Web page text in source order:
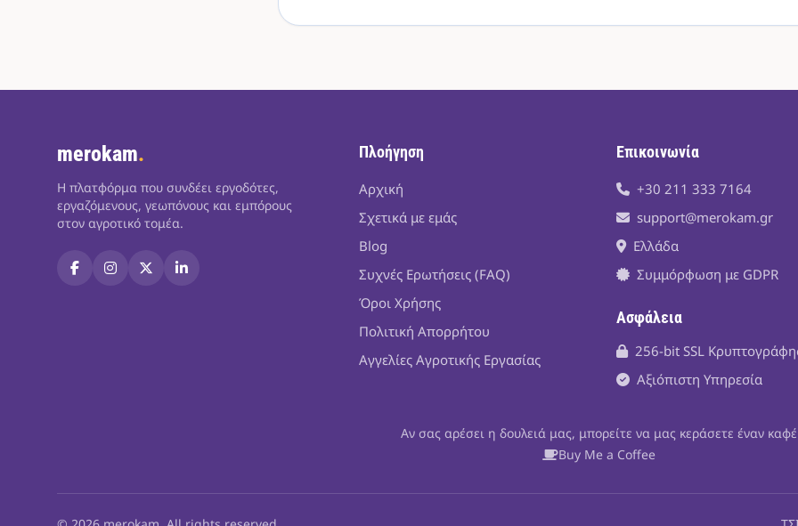
merokam.
Η πλατφόρμα που συνδέει εργοδότες,
εργαζόμενους, γεωπόνους και εμπόρους
στον αγροτικό τομέα.
Πλοήγηση
Αρχική
Σχετικά με εμάς
Blog
Συχνές Ερωτήσεις (FAQ)
Όροι Χρήσης
Πολιτική Απορρήτου
Αγγελίες Αγροτικής Εργασίας
Επικοινωνία
+30 211 333 7164
support@merokam.gr
Ελλάδα
Συμμόρφωση με GDPR
Ασφάλεια
256-bit SSL
Αξιόπιστη Υπηρεσία
Αν σας αρέσει η δουλειά μας, μπορείτε να μας κεράσετε έναν καφέ
Buy Me a Coffee